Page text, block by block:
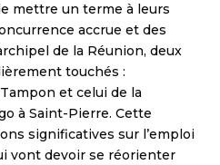
mettre un terme à leurs
accrue et des
de la Réunion, deux
touchés :
et celui de la
à Saint-Pierre. Cette
significatives sur l’emploi
vont devoir se réorienter